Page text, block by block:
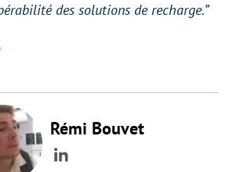
des solutions de recharge.”
Rémi Bouvet
LinkedIn